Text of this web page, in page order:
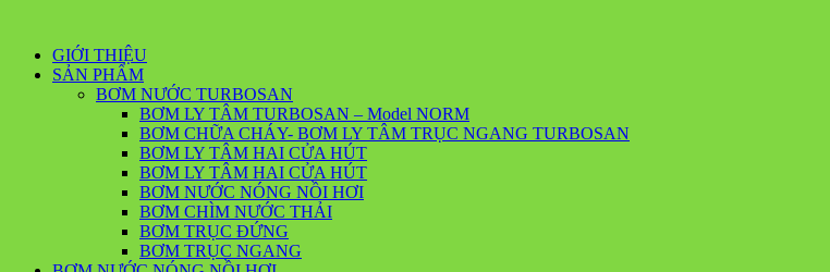
GIỚI THIỆU
SẢN PHẨM
BƠM NƯỚC TURBOSAN
BƠM LY TÂM TURBOSAN – Model NORM
BƠM CHỮA CHÁY- BƠM LY TÂM TRỤC NGANG TURBOSAN
BƠM LY TÂM HAI CỬA HÚT
BƠM LY TÂM HAI CỬA HÚT
BƠM NƯỚC NÓNG NỒI HƠI
BƠM CHÌM NƯỚC THẢI
BƠM TRỤC ĐỨNG
BƠM TRỤC NGANG